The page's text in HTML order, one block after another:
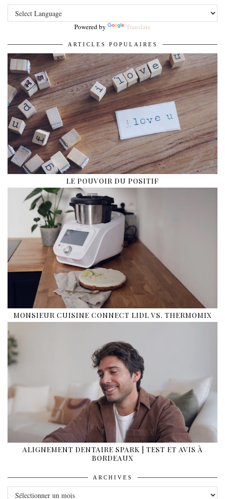
Powered by Translate
ARTICLES POPULAIRES
LE POUVOIR DU POSITIF
MONSIEUR CUISINE CONNECT LIDL VS. THERMOMIX
ALIGNEMENT DENTAIRE SPARK | TEST ET AVIS À
BORDEAUX
ARCHIVES
ARCHIVES